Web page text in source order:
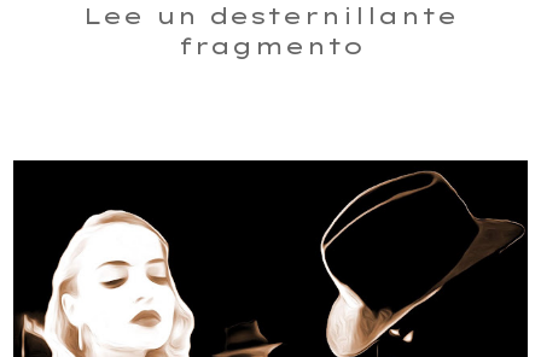
Lee un desternillante
fragmento